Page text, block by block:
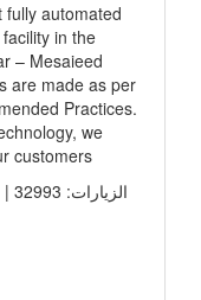
fully automated
in the
– Mesaieed
are made as per
Practices.
we
customers
الزيارات: 32993 | التقييم: 1 | المقيّمين: 1 | المدينة